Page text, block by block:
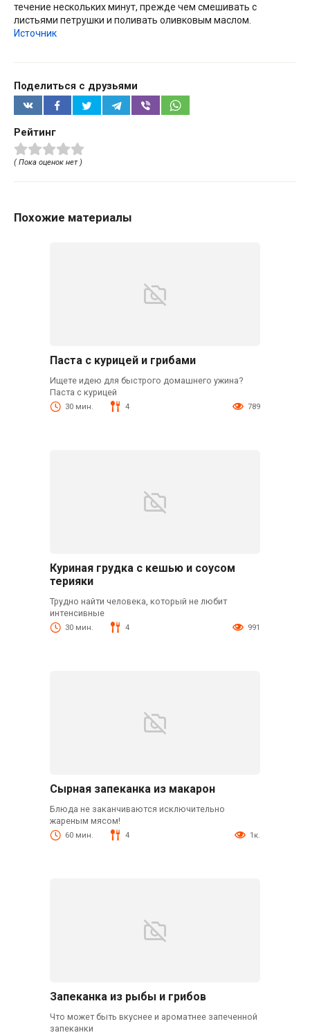
течение нескольких минут, прежде чем смешивать с
листьями петрушки и поливать оливковым маслом.
Источник
Поделиться с друзьями
Рейтинг
( Пока оценок нет )
Похожие материалы
Паста с курицей и грибами
Ищете идею для быстрого домашнего ужина?
Паста с курицей
30 мин. 4 789
Куриная грудка с кешью и соусом
терияки
Трудно найти человека, который не любит
интенсивные
30 мин. 4 991
Сырная запеканка из макарон
Блюда не заканчиваются исключительно
жареным мясом!
60 мин. 4 1к.
Запеканка из рыбы и грибов
Что может быть вкуснее и ароматнее запеченной
запеканки